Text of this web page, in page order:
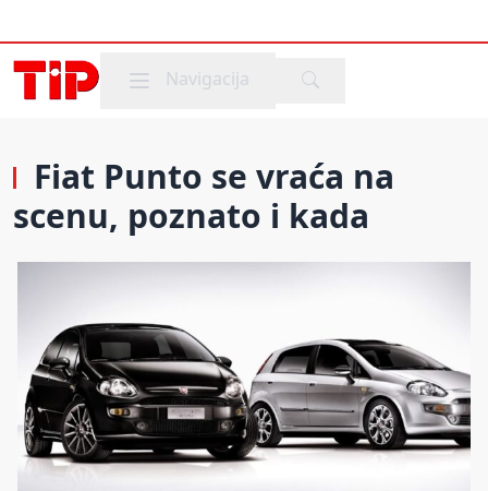
Mobile menu
Navigacija
Fiat Punto se vraća na
scenu, poznato i kada